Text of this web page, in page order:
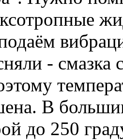
- смазка
В
до 250